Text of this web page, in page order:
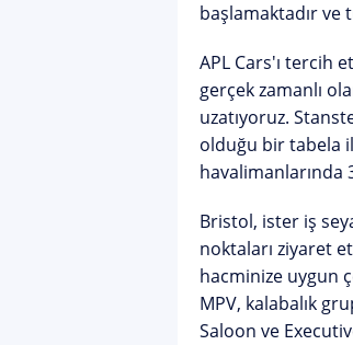
başlamaktadırve
APL Cars'ı tercih
gerçek zamanlı
uzatıyoruz.
olduğu bir tabela
havalimanlarında
Bristol, ister iş
noktaları ziyaret
hacminize uygun
MPV, kalabalık
Saloon ve